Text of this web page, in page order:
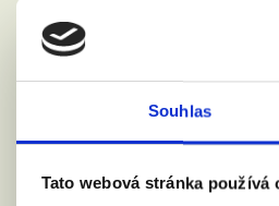
Souhlas
Tato webová stránka používá
Kde žijete?
Přijdu s